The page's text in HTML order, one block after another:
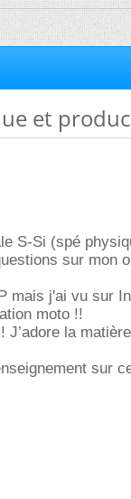
et
S-Si (spé
sur mon
mais j'ai vu sur
moto !!
la
sur